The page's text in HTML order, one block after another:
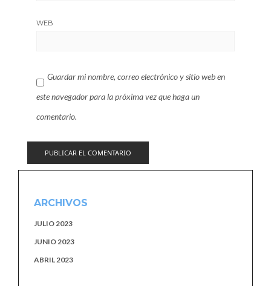
WEB
Guardar mi nombre, correo electrónico y sitio web en
este navegador para la próxima vez que haga un
comentario.
ARCHIVOS
JULIO 2023
JUNIO 2023
ABRIL 2023